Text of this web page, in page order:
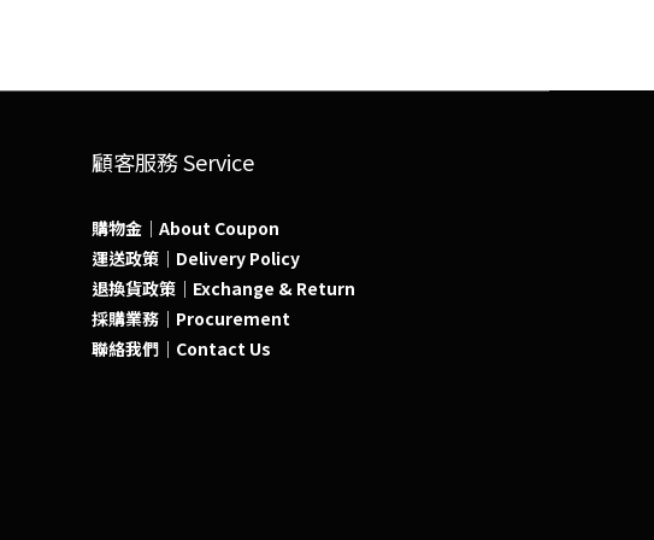
顧客服務 Service
購物金｜About Coupon
運送政策｜Delivery Policy
退換貨政策｜Exchange & Return
採購業務｜Procurement
聯絡我們｜Contact Us